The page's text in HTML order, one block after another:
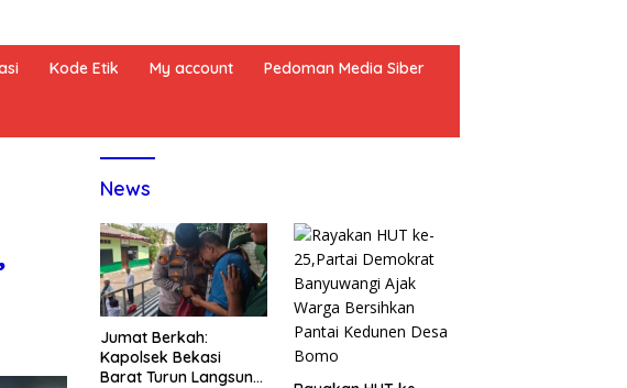
Kode Etik My account Pedoman Media Siber
News
Jumat Berkah:
Kapolsek Bekasi
Barat Turun Langsung